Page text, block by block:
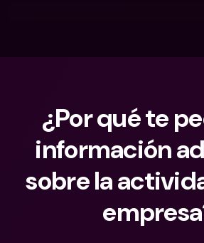
¿Por qué te
información
sobre la